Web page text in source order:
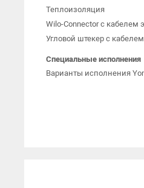
Теплоизоляция
Wilo-Connector с
Угловой штекер с
Специальные исполнения
Варианты исполнения